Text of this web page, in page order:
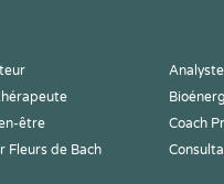
être Coach
Fleurs de Bach